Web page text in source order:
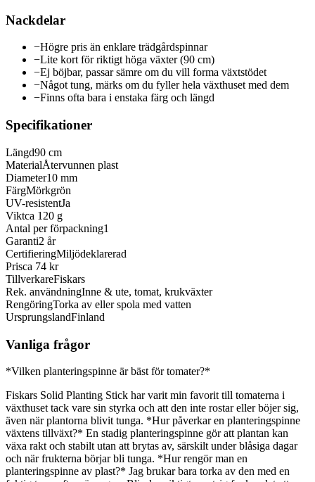
Nackdelar
−Högre pris än enklare trädgårdspinnar
−Lite kort för riktigt höga växter (90 cm)
−Ej böjbar, passar sämre om du vill forma växtstödet
−Något tung, märks om du fyller hela växthuset med dem
−Finns ofta bara i enstaka färg och längd
Specifikationer
Längd90 cm
MaterialÅtervunnen plast
Diameter10 mm
FärgMörkgrön
UV-resistentJa
Viktca 120 g
Antal per förpackning1
Garanti2 år
CertifieringMiljödeklarerad
Prisca 74 kr
TillverkareFiskars
Rek. användningInne & ute, tomat, krukväxter
RengöringTorka av eller spola med vatten
UrsprungslandFinland
Vanliga frågor
*Vilken planteringspinne är bäst för tomater?*
Fiskars Solid Planting Stick har varit min favorit till tomaterna i
växthuset tack vare sin styrka och att den inte rostar eller böjer sig,
även när plantorna blivit tunga. *Hur påverkar en planteringspinne
växtens tillväxt?* En stadig planteringspinne gör att plantan kan
växa rakt och stabilt utan att brytas av, särskilt under blåsiga dagar
och när frukterna börjar bli tunga. *Hur rengör man en
planteringspinne av plast?* Jag brukar bara torka av den med en